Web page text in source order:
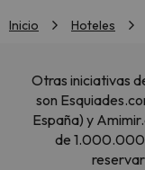
Inicio Hoteles
Otras iniciativas
son
España) y
de 1.000.000